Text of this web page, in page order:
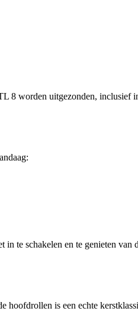
8 worden uitgezonden, inclusief
te schakelen en te genieten van
is een echte